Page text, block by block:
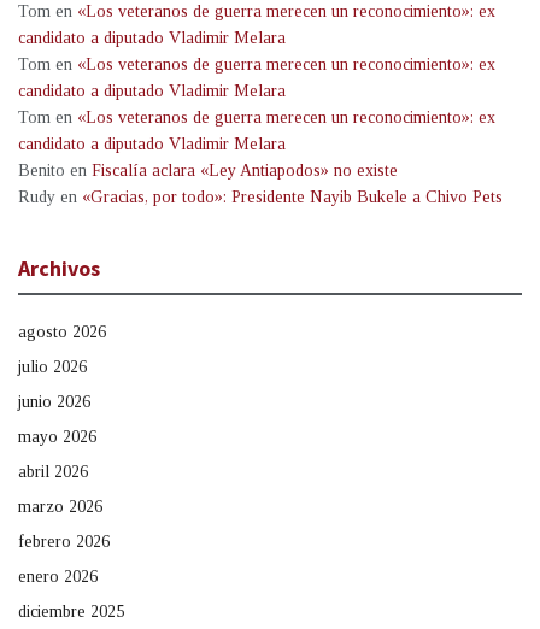
Tom en «Los veteranos de guerra merecen un reconocimiento»: ex
candidato a diputado Vladimir Melara
Tom en «Los veteranos de guerra merecen un reconocimiento»: ex
candidato a diputado Vladimir Melara
Tom en «Los veteranos de guerra merecen un reconocimiento»: ex
candidato a diputado Vladimir Melara
Benito en Fiscalía aclara «Ley Antiapodos» no existe
Rudy en «Gracias, por todo»: Presidente Nayib Bukele a Chivo Pets
Archivos
agosto 2026
julio 2026
junio 2026
mayo 2026
abril 2026
marzo 2026
febrero 2026
enero 2026
diciembre 2025